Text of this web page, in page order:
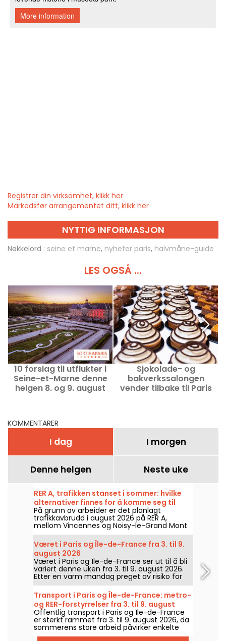
Registrer din virksomhet, klikk her
Markedsfør arrangementet ditt, klikk her
NYTTIG INFORMASJON
Nøkkelord : seine et marne, nyheter paris, halvmåne-guide
LES OGSÅ ...
10 forslag til utflukter i
Seine-et-Marne denne
helgen 8. og 9. august
Sjokolade- og
bakverkssalongen
vender tilbake til Paris
KOMMENTARER
I dag I morgen
Denne helgen Neste uke
RER A, trafikken stanset i sommer: hvilke
alternativer finnes for å komme seg til
Disneyland Paris?
På grunn av arbeider er det planlagt
trafikkavbrudd i august 2026 på RER A,
mellom Vincennes og Noisy-le-Grand Mont
d'Est. Så, hva er alternativene for å komme
seg kollektivt til Disneyland-parken? Vi gir
deg svaret.
Været i Paris og Île-de-France fra 3. til 9.
august 2026
Været i Paris og Île-de-France ser ut til å bli
variert denne uken fra 3. til 9. august 2026.
Etter en varm mandag preget av risiko for
tordenvær, vil temperaturene gradvis synke
før det blir varmere og solrikt igjen til helgen.
Transport i Paris og Île-de-France: metro-
og RER-forstyrrelser fra 3. til 9. august
2026
Offentlig transport i Paris og Île-de-France
er sterkt rammet fra 3. til 9. august 2026, da
sommerens store arbeid påvirker enkelte
linjer svært hardt, ifølge RATP og SNCF.